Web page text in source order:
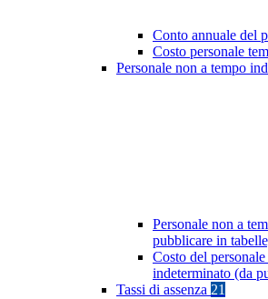
Conto annuale del
Costo personale
Personale non a tempo
Personale non a
pubblicare in
Costo del
indeterminato (da
Tassi di assenza 21